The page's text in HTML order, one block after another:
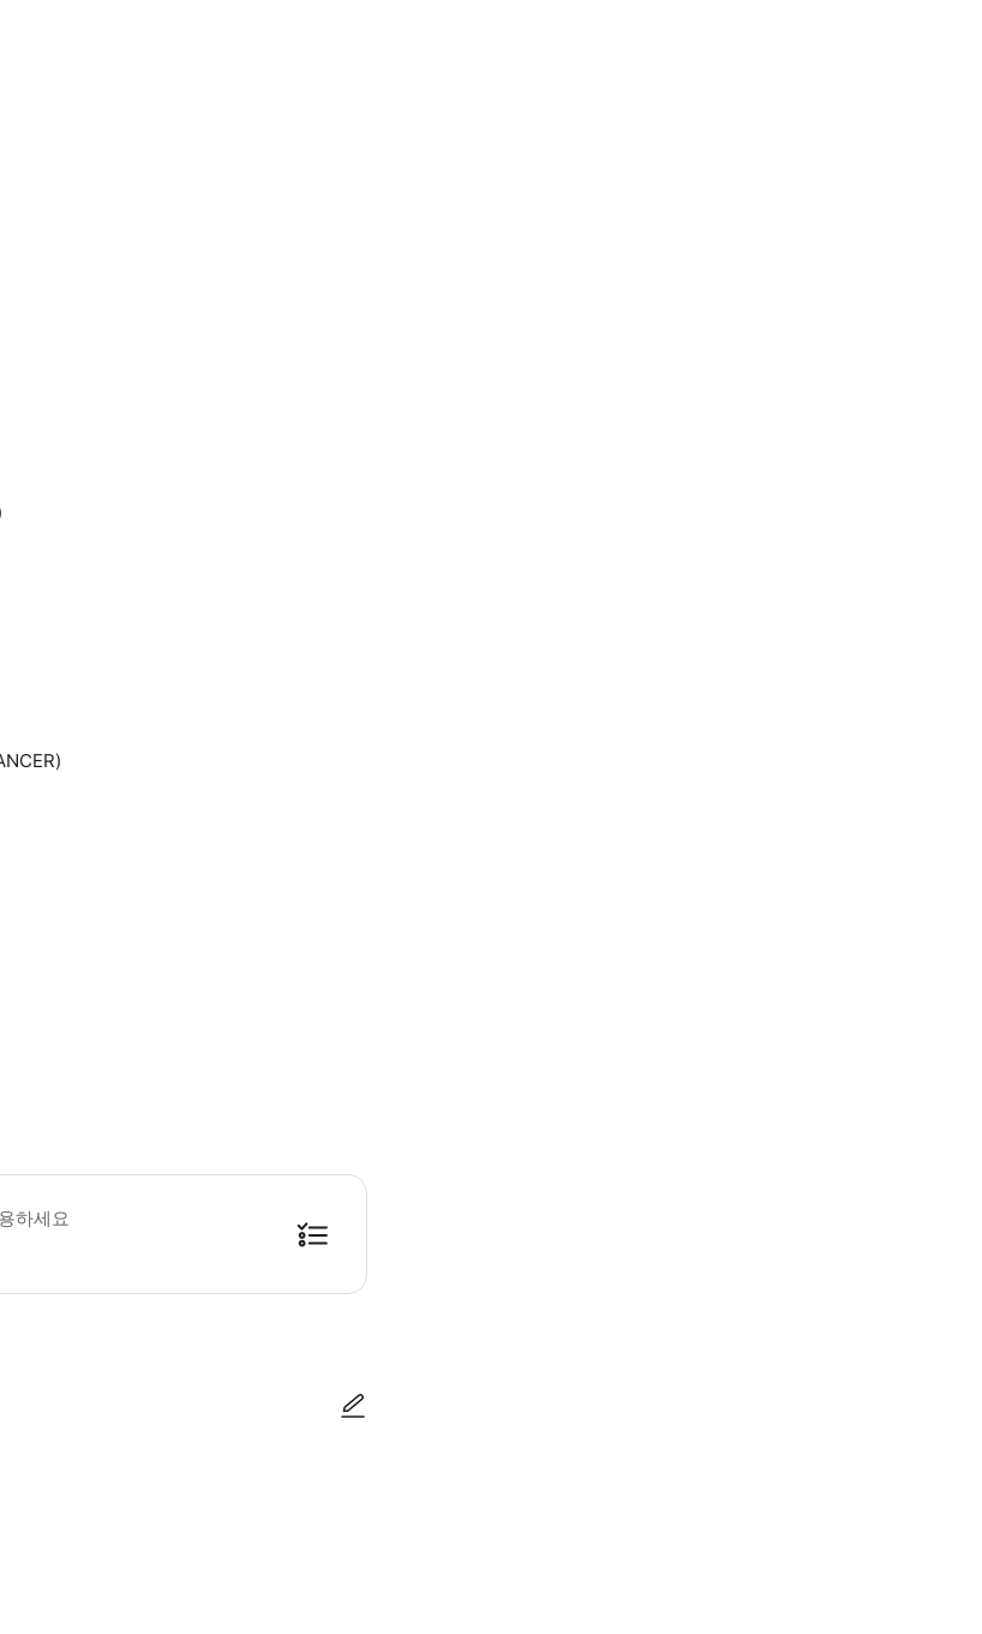
건] - 운전자 나이 만 21세 이상 - 면허 취득일 2년 이상 [📌 운전자 준비물] ･ 한국 실물 운전면허증 (모바일, 사진, 사본 면허증은 사용
하세요